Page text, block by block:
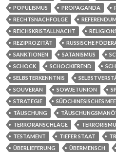
POPULISMUS
PROPAGANDA
RECHTSNACHFOLGE
REFERENDUM
REICHSKRISTALLNACHT
REZIPROZITÄT
RUSSISCHE
SANKTIONEN
SATANISMUS
SCHOCK
SCHOCKIEREND
SELBSTERKENNTNIS
SOUVERÄN
SOWJETUNION
STRATEGIE
SÜDCHINESISCHES
TÄUSCHUNG
TERRORANSCHLÄGE
TESTAMENT
TIEFER STAAT
ÜBERLIEFERUNG
ÜBERMENSCH